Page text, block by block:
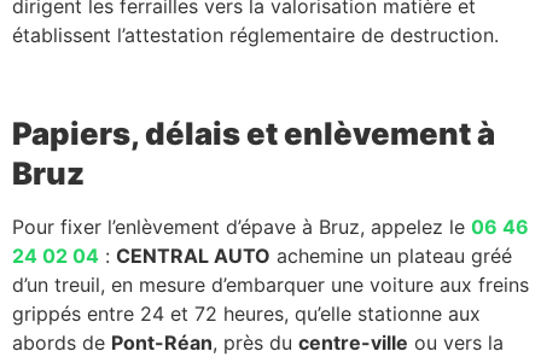
dirigent les ferrailles vers la valorisation matière et
établissent l’attestation réglementaire de destruction.
Papiers, délais et enlèvement à
Bruz
Pour fixer l’enlèvement d’épave à Bruz, appelez le 06 46
24 02 04 : CENTRAL AUTO achemine un plateau gréé
d’un treuil, en mesure d’embarquer une voiture aux freins
grippés entre 24 et 72 heures, qu’elle stationne aux
abords de Pont-Réan, près du centre-ville ou vers la